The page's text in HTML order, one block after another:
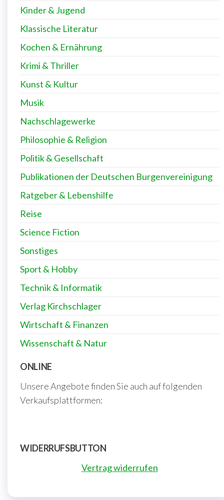
Kinder & Jugend
Klassische Literatur
Kochen & Ernährung
Krimi & Thriller
Kunst & Kultur
Musik
Nachschlagewerke
Philosophie & Religion
Politik & Gesellschaft
Publikationen der Deutschen Burgenvereinigung
Ratgeber & Lebenshilfe
Reise
Science Fiction
Sonstiges
Sport & Hobby
Technik & Informatik
Verlag Kirchschlager
Wirtschaft & Finanzen
Wissenschaft & Natur
ONLINE
Unsere Angebote finden Sie auch auf folgenden
Verkaufsplattformen:
WIDERRUFSBUTTON
Vertrag widerrufen